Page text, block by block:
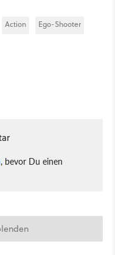
Action Ego-Shooter
, bevor Du einen